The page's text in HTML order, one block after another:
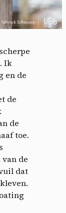
Ik
en de
de
de
toe.
de
dat